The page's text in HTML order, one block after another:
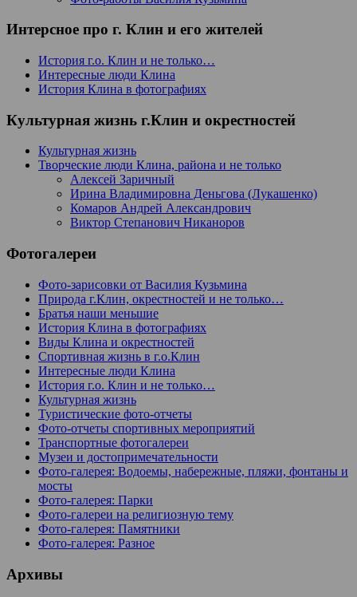
Интерсное про г. Клин и его жителей
История г.о. Клин и не только…
Интересные люди Клина
История Клина в фотографиях
Культурная жизнь г.Клин и окрестностей
Культурная жизнь
Творческие люди Клина, района и не только
Алексей Заричный
Ирина Владимировна Деньгова (Лукашенко)
Комаров Андрей Александрович
Виктор Степанович Никаноров
Фотогалереи
Фото-зарисовки от Василия Кузьмина
Природа г.Клин, окрестностей и не только…
Братья наши меньшие
История Клина в фотографиях
Виды Клина и окрестностей
Спортивная жизнь в г.о.Клин
Интересные люди Клина
История г.о. Клин и не только…
Культурная жизнь
Туристические фото-отчеты
Фото-отчеты спортивных мероприятий
Транспортные фотогалереи
Музеи и достопримечательности
Фото-галерея: Водоемы, набережные, пляжи, фонтаны и
мосты
Фото-галерея: Парки
Фото-галереи на религиозную тему
Фото-галерея: Памятники
Фото-галерея: Разное
Архивы